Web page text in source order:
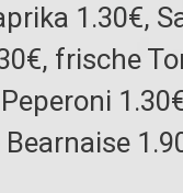
1.30€,
frische